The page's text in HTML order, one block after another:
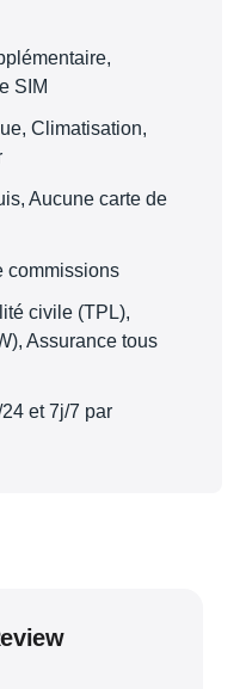
SIM
Climatisation,
Aucune carte de
commissions
civile (TPL),
Assurance tous
et 7j/7 par